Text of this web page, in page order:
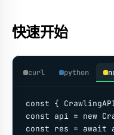
快速开始
curl python
const {
const api = new
const res =